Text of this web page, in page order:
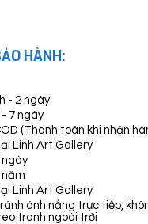
HÀNH:
- 2 ngày
- 7 ngày
(Thanh toán khi nhận
Linh Art Gallery
ngày
năm
Linh Art Gallery
ánh nắng trực tiếp,
tranh ngoài trời